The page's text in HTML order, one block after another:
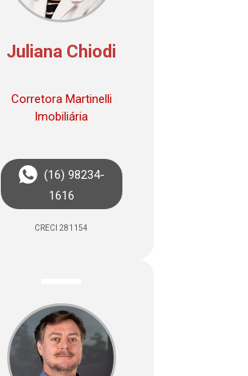
Juliana Chiodi
Corretora Martinelli
Imobiliária
(16) 98234-
1616
CRECI 281154